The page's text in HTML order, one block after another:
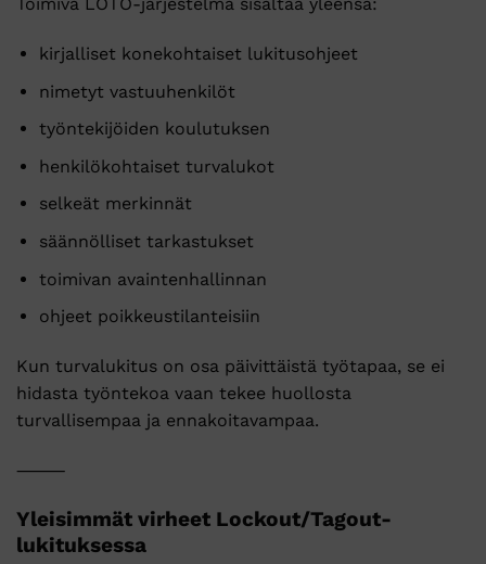
kirjalliset konekohtaiset lukitusohjeet
nimetyt vastuuhenkilöt
työntekijöiden koulutuksen
henkilökohtaiset turvalukot
selkeät merkinnät
säännölliset tarkastukset
toimivan avaintenhallinnan
ohjeet poikkeustilanteisiin
Kun turvalukitus on osa päivittäistä työtapaa, se ei
hidasta työntekoa vaan tekee huollosta
turvallisempaa ja ennakoitavampaa.
⸻
Yleisimmät virheet Lockout/Tagout-
lukituksessa